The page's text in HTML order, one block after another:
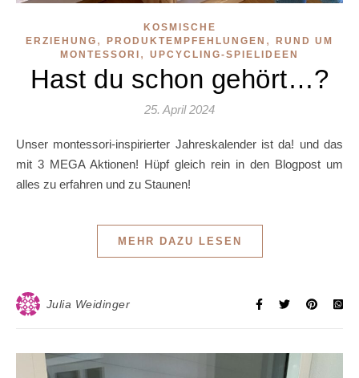
KOSMISCHE
ERZIEHUNG , PRODUKTEMPFEHLUNGEN ,
RUND UM
MONTESSORI , UPCYCLING-SPIELIDEEN
Hast du schon gehört…?
25. April 2024
Unser montessori-inspirierter Jahreskalender ist da! und das
mit 3 MEGA Aktionen! Hüpf gleich rein in den Blogpost um
alles zu erfahren und zu Staunen!
MEHR DAZU LESEN
Julia Weidinger